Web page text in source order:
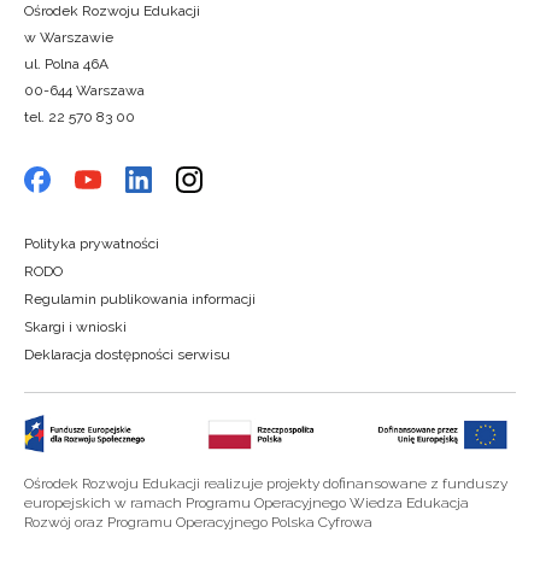
Ośrodek Rozwoju Edukacji
w Warszawie
ul. Polna 46A
00-644 Warszawa
tel. 22 570 83 00
Polityka prywatności
RODO
Regulamin publikowania informacji
Skargi i wnioski
Deklaracja dostępności serwisu
Ośrodek Rozwoju Edukacji realizuje projekty dofinansowane z funduszy
europejskich w ramach Programu Operacyjnego Wiedza Edukacja
Rozwój oraz Programu Operacyjnego Polska Cyfrowa